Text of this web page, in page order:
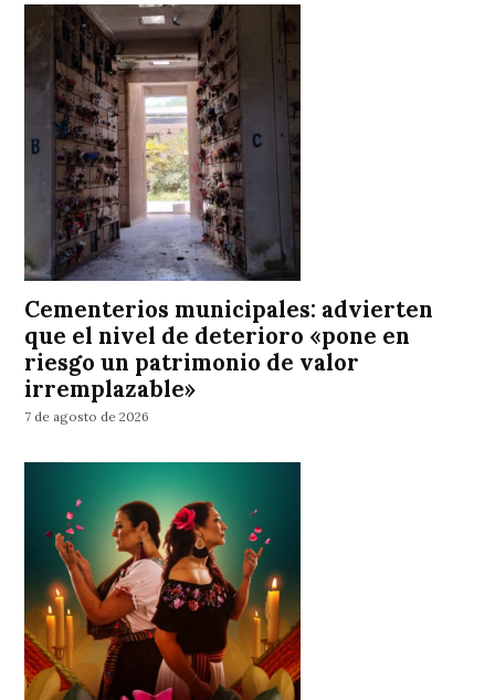
Cementerios municipales: advierten
que el nivel de deterioro «pone en
riesgo un patrimonio de valor
irremplazable»
7 de agosto de 2026